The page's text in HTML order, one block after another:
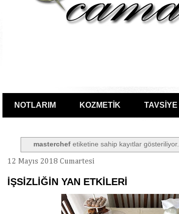
NOTLARIM KOZMETİK TAVSİYE
masterchef etiketine sahip kayıtlar gösteriliyor.
12 Mayıs 2018 Cumartesi
İŞSİZLİĞİN YAN ETKİLERİ